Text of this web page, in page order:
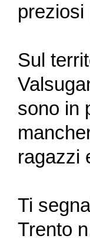
Sul
sono in
ragazzi
Ti
Trento